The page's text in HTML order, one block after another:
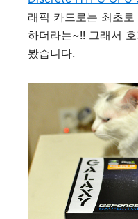
래픽 카드로는 최초
하더라는~!! 그래서
봤습니다.